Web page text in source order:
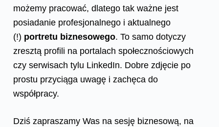
możemy pracować, dlatego tak ważne jest
posiadanie profesjonalnego i aktualnego
(!) portretu biznesowego. To samo dotyczy
zresztą profili na portalach społecznościowych
czy serwisach tylu LinkedIn. Dobre zdjęcie po
prostu przyciąga uwagę i zachęca do
współpracy.
Dziś zapraszamy Was na sesję biznesową, na